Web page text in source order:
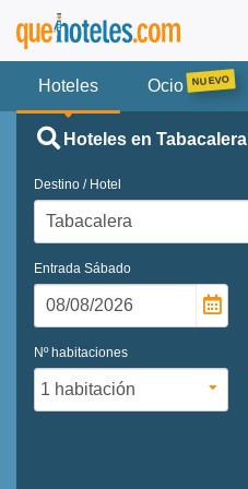
Hoteles Ocio
Hoteles en Tabacalera
Destino / Hotel
Entrada Sábado
Nº habitaciones